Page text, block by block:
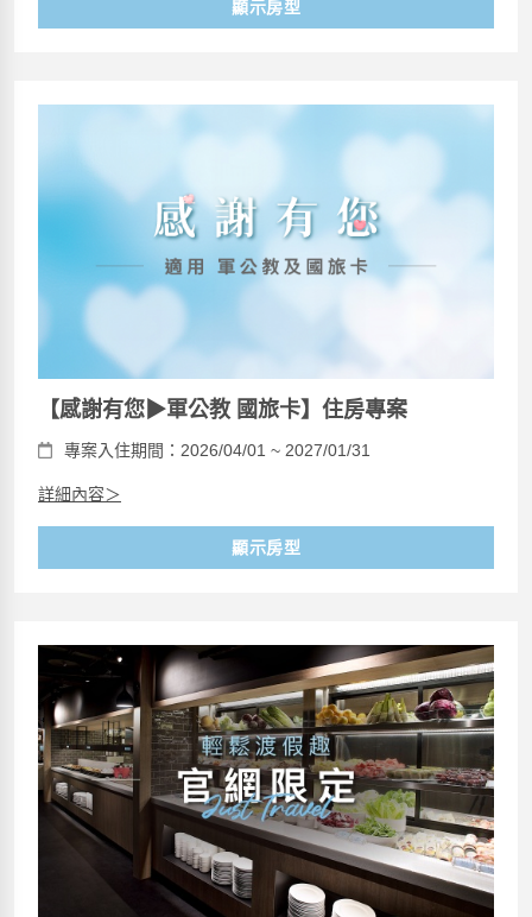
顯示房型
【感謝有您▶軍公教 國旅卡】住房專案
專案入住期間：2026/04/01 ~ 2027/01/31
詳細內容＞
顯示房型